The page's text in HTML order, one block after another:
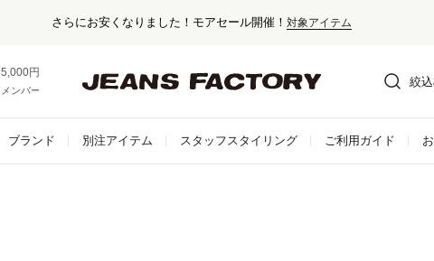
さらにお安くなりました！モアセール開催！ 対象アイテム
5,000円以上お買い上げで送料無料！
メンバー登録でお得な情報をゲット。さらに詳しく
絞
ブランド 別注アイテム スタッフスタイリング ご利用ガイド